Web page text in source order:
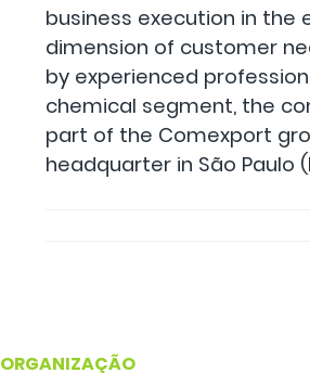
business execution in the
dimension of customer
by experienced
chemical segment, the
part of the Comexport
headquarter in São Paulo
ORGANIZAÇÃO